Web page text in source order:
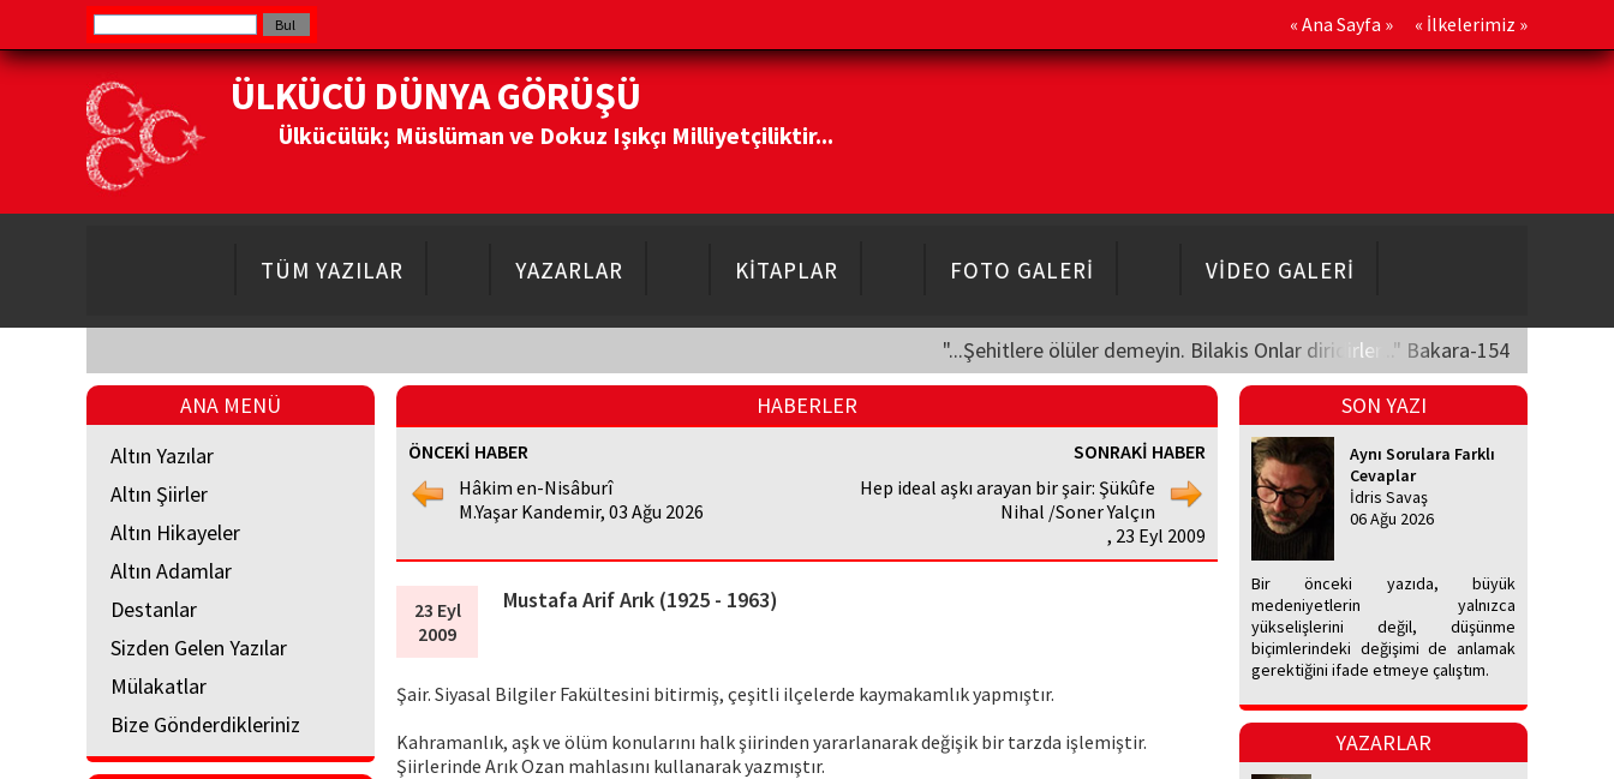
« Ana Sayfa » « İlkelerimiz »
ÜLKÜCÜ DÜNYA GÖRÜŞÜ
Ülkücülük; Müslüman ve Dokuz Işıkçı Milliyetçiliktir...
TÜM YAZILAR YAZARLAR KİTAPLAR FOTO GALERİ VİDEO GALERİ
"...Şehitlere ölüler demeyin. Bilakis Onlar diridirler..." Bakara-154
ANA MENÜ
Altın Yazılar
Altın Şiirler
Altın Hikayeler
Altın Adamlar
Destanlar
Sizden Gelen Yazılar
Mülakatlar
Bize Gönderdikleriniz
HABERLER
ÖNCEKİ HABER
Hâkim en-Nisâburî
M.Yaşar Kandemir, 03 Ağu 2026
SONRAKİ HABER
Hep ideal aşkı arayan bir şair: Şükûfe
Nihal /Soner Yalçın
, 23 Eyl 2009
23 Eyl
2009
Mustafa Arif Arık (1925 - 1963)
Şair. Siyasal Bilgiler Fakültesini bitirmiş, çeşitli ilçelerde kaymakamlık yapmıştır.
Kahramanlık, aşk ve ölüm konularını halk şiirinden yararlanarak değişik bir tarzda işlemiştir.
Şiirlerinde Arık Ozan mahlasını kullanarak yazmıştır.
SON YAZI
Aynı Sorulara Farklı
Cevaplar
İdris Savaş
06 Ağu 2026
Bir önceki yazıda, büyük
medeniyetlerin yalnızca
yükselişlerini değil, düşünme
biçimlerindeki değişimi de anlamak
gerektiğini ifade etmeye çalıştım.
YAZARLAR